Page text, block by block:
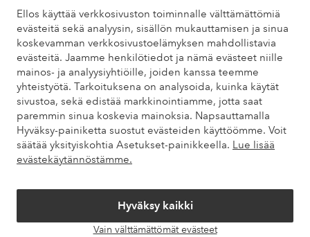
Ellos käyttää verkkosivuston toiminnalle välttämättömiä
evästeitä sekä analyysin, sisällön mukauttamisen ja sinua
koskevamman verkkosivustoelämyksen mahdollistavia
evästeitä. Jaamme henkilötiedot ja nämä evästeet niille
mainos- ja analyysiyhtiöille, joiden kanssa teemme
yhteistyötä. Tarkoituksena on analysoida, kuinka käytät
sivustoa, sekä edistää markkinointiamme, jotta saat
paremmin sinua koskevia mainoksia. Napsauttamalla
Hyväksy-painiketta suostut evästeiden käyttöömme. Voit
säätää yksityiskohtia Asetukset-painikkeella. Lue lisää
evästekäytännöstämme.
Hyväksy kaikki
Vain välttämättömät evästeet
Ystävät
Turvalliset maksut – maksa nyt tai erissä
Haluatko tietää lisää maksuvaihtoehdoistamme?
elpy elpy